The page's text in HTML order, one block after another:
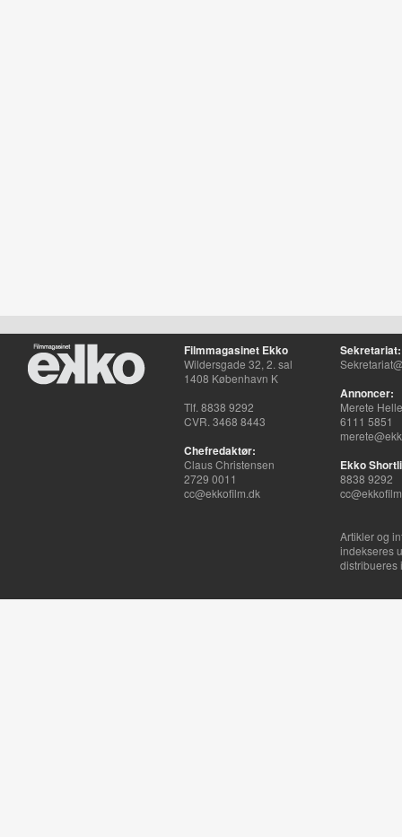
Filmmagasinet Ekko
Wildersgade 32, 2. sal
1408 København K
Tlf. 8838 9292
CVR. 3468 8443
Chefredaktør:
Claus Christensen
2729 0011
cc@ekkofilm.dk
Sekretariat:
Annoncer:
Merete
6111 5851
Ekko
8838 9292
Artikler og
indekseres
distribueres